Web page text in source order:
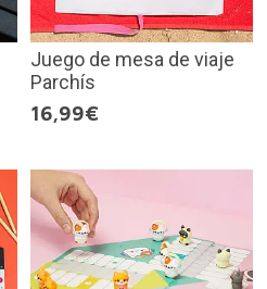
Juego de mesa de viaje
Parchís
16,99€